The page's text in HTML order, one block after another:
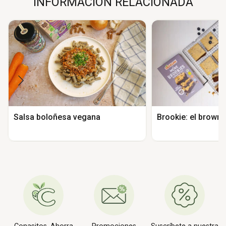
Salsa boloñesa vegana Brookie: el